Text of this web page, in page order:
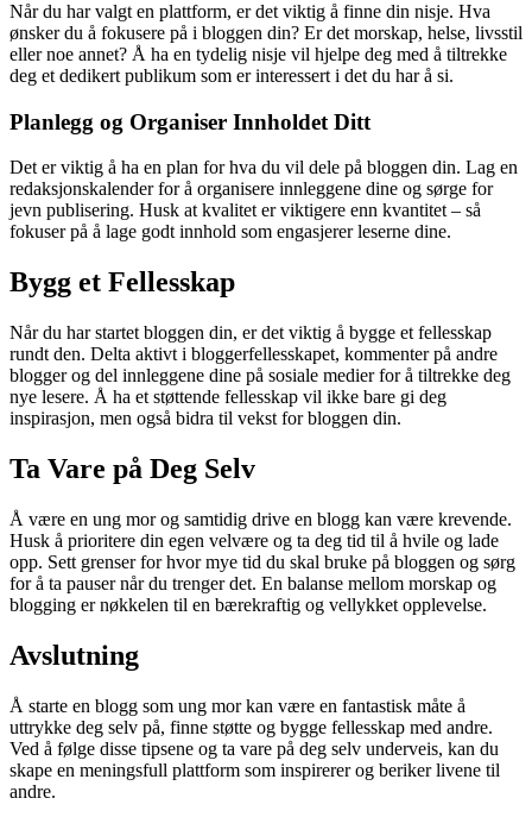
Når du har valgt en plattform, er det viktig å finne din nisje. Hva
ønsker du å fokusere på i bloggen din? Er det morskap, helse, livsstil
eller noe annet? Å ha en tydelig nisje vil hjelpe deg med å tiltrekke
deg et dedikert publikum som er interessert i det du har å si.
Planlegg og Organiser Innholdet Ditt
Det er viktig å ha en plan for hva du vil dele på bloggen din. Lag en
redaksjonskalender for å organisere innleggene dine og sørge for
jevn publisering. Husk at kvalitet er viktigere enn kvantitet – så
fokuser på å lage godt innhold som engasjerer leserne dine.
Bygg et Fellesskap
Når du har startet bloggen din, er det viktig å bygge et fellesskap
rundt den. Delta aktivt i bloggerfellesskapet, kommenter på andre
blogger og del innleggene dine på sosiale medier for å tiltrekke deg
nye lesere. Å ha et støttende fellesskap vil ikke bare gi deg
inspirasjon, men også bidra til vekst for bloggen din.
Ta Vare på Deg Selv
Å være en ung mor og samtidig drive en blogg kan være krevende.
Husk å prioritere din egen velvære og ta deg tid til å hvile og lade
opp. Sett grenser for hvor mye tid du skal bruke på bloggen og sørg
for å ta pauser når du trenger det. En balanse mellom morskap og
blogging er nøkkelen til en bærekraftig og vellykket opplevelse.
Avslutning
Å starte en blogg som ung mor kan være en fantastisk måte å
uttrykke deg selv på, finne støtte og bygge fellesskap med andre.
Ved å følge disse tipsene og ta vare på deg selv underveis, kan du
skape en meningsfull plattform som inspirerer og beriker livene til
andre.